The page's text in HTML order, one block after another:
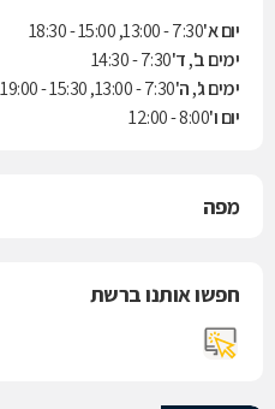
יום א'7:30 - 13:00, 15:00 - 18:30
ימים ב', ד'7:30 - 14:30
ימים ג', ה'7:30 - 13:00, 15:30 - 19:00
יום ו'8:00 - 12:00
מפה
חפשו אותנו ברשת